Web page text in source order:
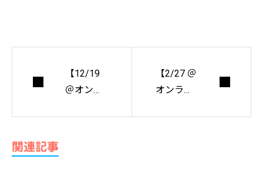
【12/19
＠オンラ
【2/27 ＠
オンライ
関連記事